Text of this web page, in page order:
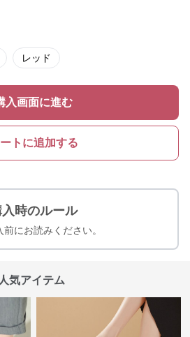
レッド
入画面に進む
トに追加する
入時のルール
前にお読みください。
気アイテム